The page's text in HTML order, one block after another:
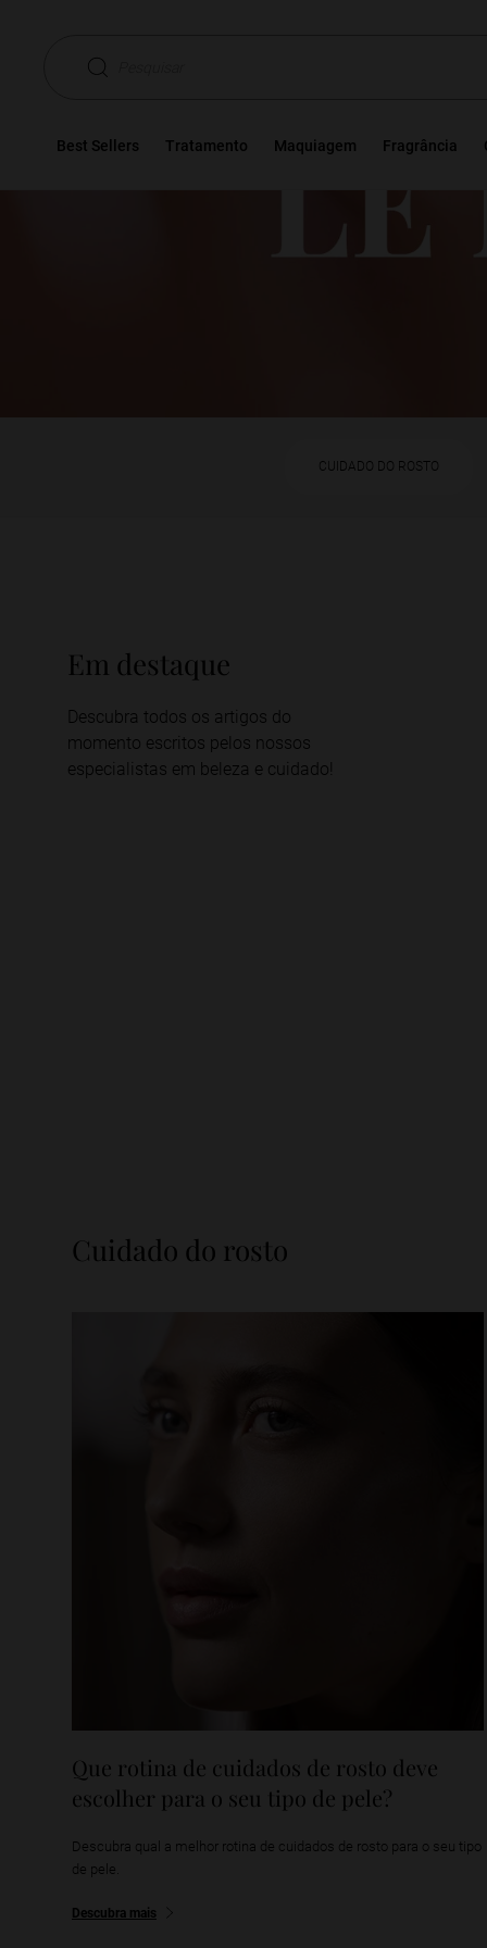
Best Sellers Tratamento Maquiagem Fragrância
CUIDADO DO ROSTO
Em destaque
Descubra todos os artigos do
momento escritos pelos nossos
especialistas em beleza e cuidado!
Cuidado do rosto
Que rotina de cuidados de rosto deve
escolher para o seu tipo de pele?
Descubra qual a melhor rotina de cuidados de rosto para o seu tipo
de pele.
Descubra mais